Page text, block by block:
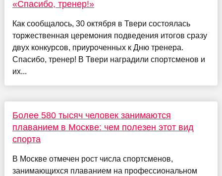
«Спасибо, тренер!»
Как сообщалось, 30 октября в Твери состоялась
торжественная церемония подведения итогов сразу
двух конкурсов, приуроченных к Дню тренера.
Спасибо, тренер! В Твери наградили спортсменов и
их...
Более 580 тысяч человек занимаются
плаванием в Москве: чем полезен этот вид
спорта
В Москве отмечен рост числа спортсменов,
занимающихся плаванием на профессиональном